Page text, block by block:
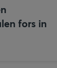
fors in